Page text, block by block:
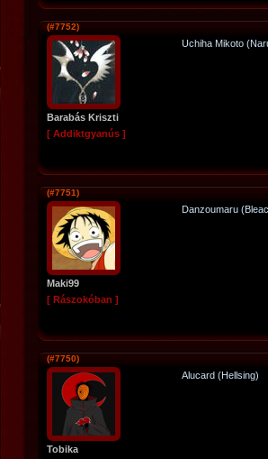
(#7752)
Barabás Kriszti
[ Addiktgyanús ]
Uchiha Mikoto
(#7751)
Maki99
[ Rászokóban ]
Danzoumaru
(#7750)
Tobika
Alucard (Hellsing)